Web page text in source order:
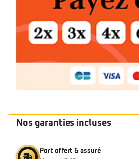
Nos garanties incluses
Port offert & assuré